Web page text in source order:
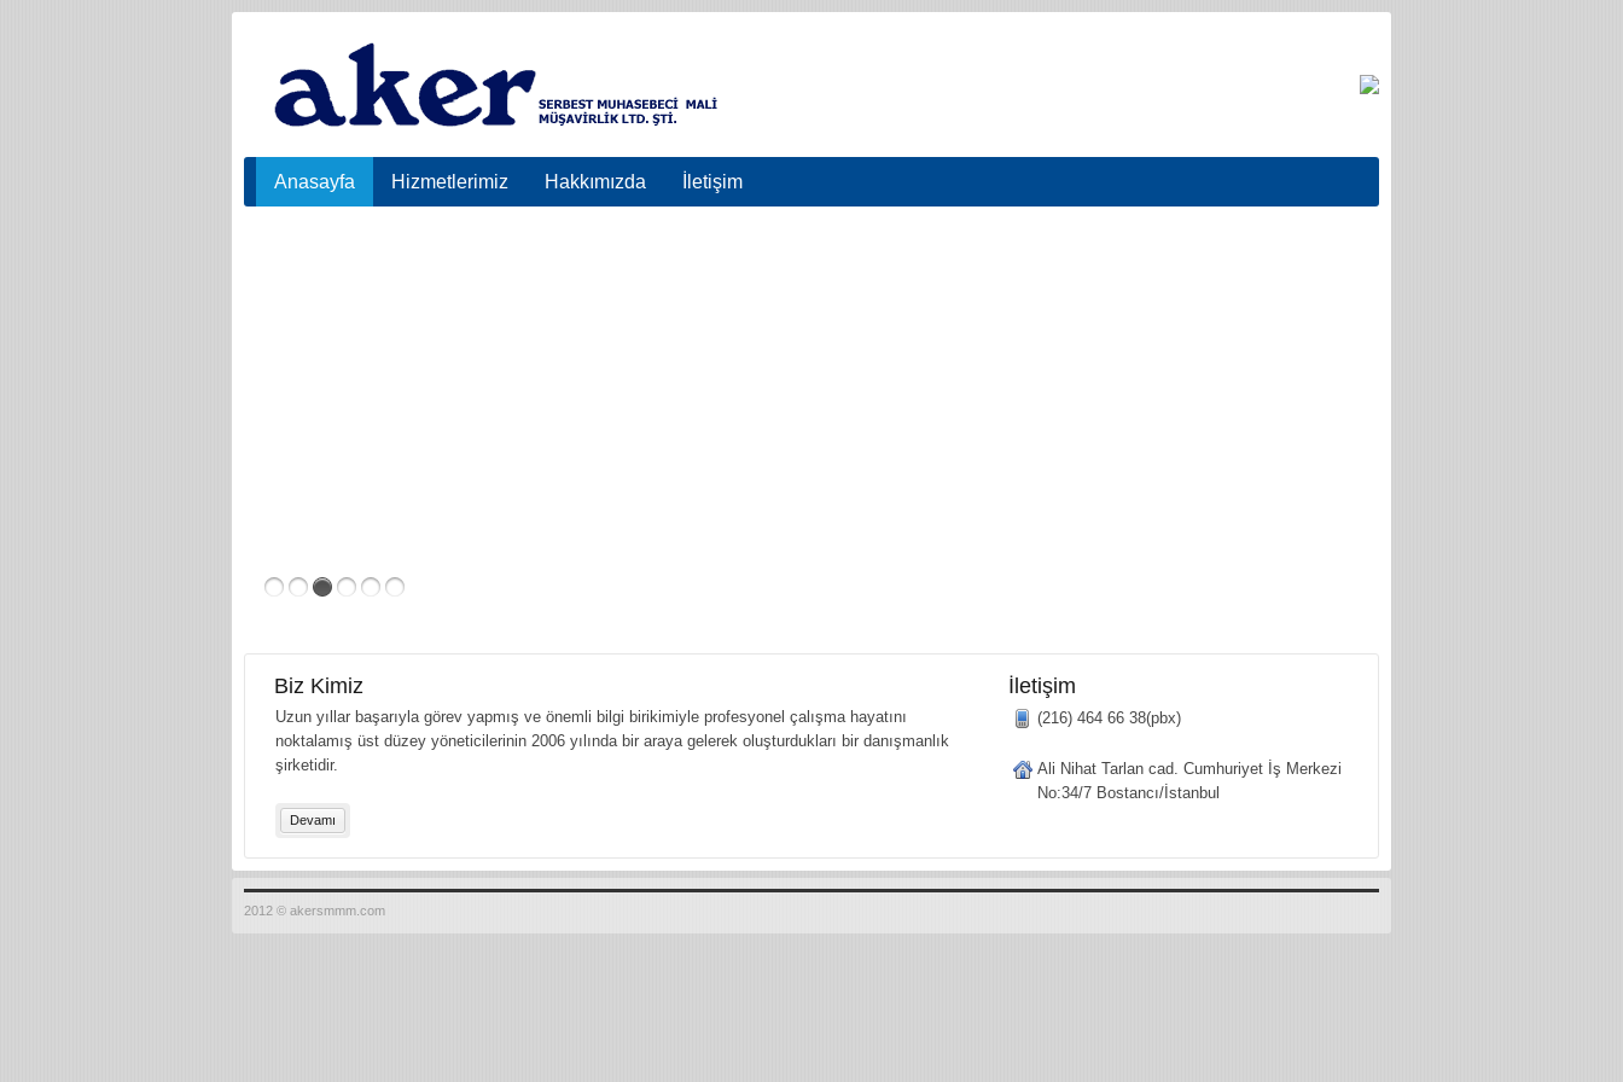
Anasayfa Hizmetlerimiz Hakkımızda İletişim
Biz Kimiz
Uzun yıllar başarıyla görev yapmış ve önemli bilgi birikimiyle profesyonel çalışma hayatını
noktalamış üst düzey yöneticilerinin 2006 yılında bir araya gelerek oluşturdukları bir danışmanlık
şirketidir.
Devamı
İletişim
(216) 464 66 38(pbx)
Ali Nihat Tarlan cad. Cumhuriyet İş Merkezi
No:34/7 Bostancı/İstanbul
2012 © akersmmm.com